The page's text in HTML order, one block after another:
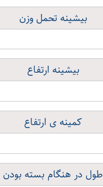
بیشینه تحمل وزن
بیشینه ارتفاع
کمینه ی ارتفاع
طول در هنگام بسته بودن